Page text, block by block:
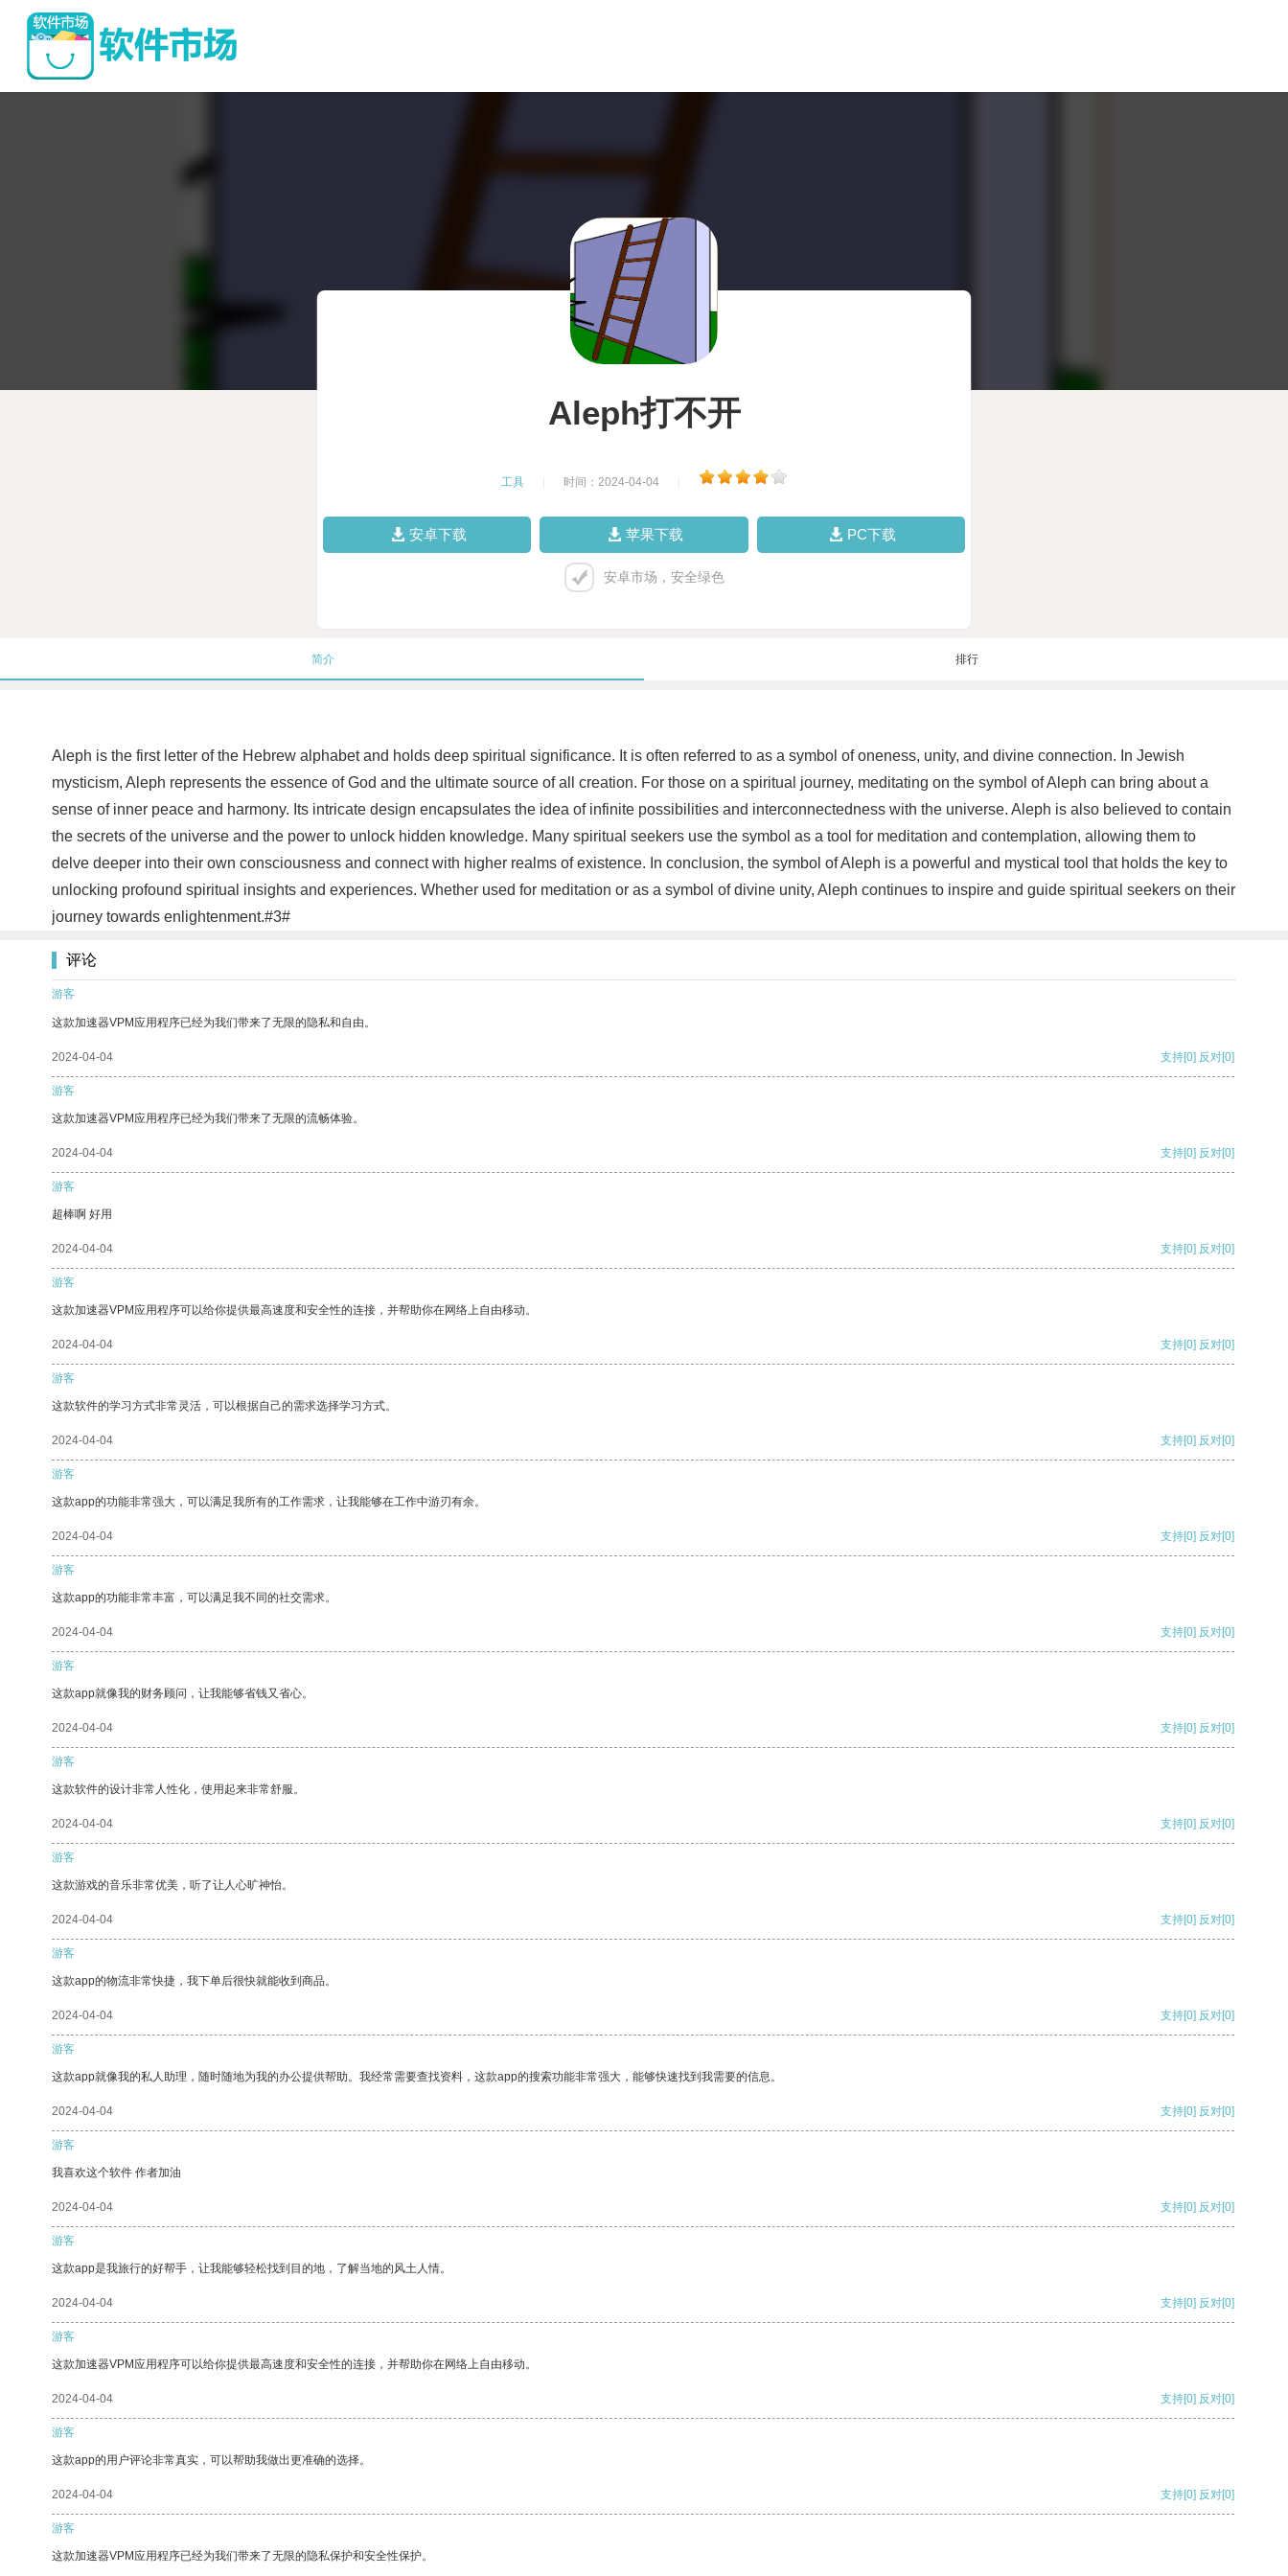
Aleph打不开
工具 时间：2024-04-04
安卓下载 苹果下载 PC下载
安卓市场，安全绿色
简介 排行
Aleph is the first letter of the Hebrew alphabet and holds deep spiritual significance. It is often referred to as a symbol of oneness, unity, and divine connection. In Jewish
mysticism, Aleph represents the essence of God and the ultimate source of all creation. For those on a spiritual journey, meditating on the symbol of Aleph can bring about a
sense of inner peace and harmony. Its intricate design encapsulates the idea of infinite possibilities and interconnectedness with the universe. Aleph is also believed to contain
the secrets of the universe and the power to unlock hidden knowledge. Many spiritual seekers use the symbol as a tool for meditation and contemplation, allowing them to
delve deeper into their own consciousness and connect with higher realms of existence. In conclusion, the symbol of Aleph is a powerful and mystical tool that holds the key to
unlocking profound spiritual insights and experiences. Whether used for meditation or as a symbol of divine unity, Aleph continues to inspire and guide spiritual seekers on their
journey towards enlightenment.#3#
评论
游客
这款加速器VPM应用程序已经为我们带来了无限的隐私和自由。
2024-04-04 支持[0] 反对[0]
游客
这款加速器VPM应用程序已经为我们带来了无限的流畅体验。
2024-04-04 支持[0] 反对[0]
游客
超棒啊 好用
2024-04-04 支持[0] 反对[0]
游客
这款加速器VPM应用程序可以给你提供最高速度和安全性的连接，并帮助你在网络上自由移动。
2024-04-04 支持[0] 反对[0]
游客
这款软件的学习方式非常灵活，可以根据自己的需求选择学习方式。
2024-04-04 支持[0] 反对[0]
游客
这款app的功能非常强大，可以满足我所有的工作需求，让我能够在工作中游刃有余。
2024-04-04 支持[0] 反对[0]
游客
这款app的功能非常丰富，可以满足我不同的社交需求。
2024-04-04 支持[0] 反对[0]
游客
这款app就像我的财务顾问，让我能够省钱又省心。
2024-04-04 支持[0] 反对[0]
游客
这款软件的设计非常人性化，使用起来非常舒服。
2024-04-04 支持[0] 反对[0]
游客
这款游戏的音乐非常优美，听了让人心旷神怡。
2024-04-04 支持[0] 反对[0]
游客
这款app的物流非常快捷，我下单后很快就能收到商品。
2024-04-04 支持[0] 反对[0]
游客
这款app就像我的私人助理，随时随地为我的办公提供帮助。我经常需要查找资料，这款app的搜索功能非常强大，能够快速找到我需要的信息。
2024-04-04 支持[0] 反对[0]
游客
我喜欢这个软件 作者加油
2024-04-04 支持[0] 反对[0]
游客
这款app是我旅行的好帮手，让我能够轻松找到目的地，了解当地的风土人情。
2024-04-04 支持[0] 反对[0]
游客
这款加速器VPM应用程序可以给你提供最高速度和安全性的连接，并帮助你在网络上自由移动。
2024-04-04 支持[0] 反对[0]
游客
这款app的用户评论非常真实，可以帮助我做出更准确的选择。
2024-04-04 支持[0] 反对[0]
游客
这款加速器VPM应用程序已经为我们带来了无限的隐私保护和安全性保护。